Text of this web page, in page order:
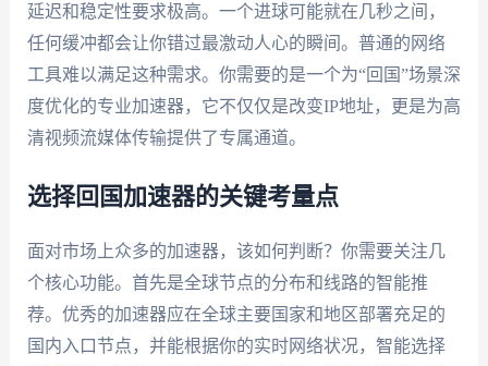
延迟和稳定性要求极高。一个进球可能就在几秒之间，
任何缓冲都会让你错过最激动人心的瞬间。普通的网络
工具难以满足这种需求。你需要的是一个为“回国”场景深
度优化的专业加速器，它不仅仅是改变IP地址，更是为高
清视频流媒体传输提供了专属通道。
选择回国加速器的关键考量点
面对市场上众多的加速器，该如何判断？你需要关注几
个核心功能。首先是全球节点的分布和线路的智能推
荐。优秀的加速器应在全球主要国家和地区部署充足的
国内入口节点，并能根据你的实时网络状况，智能选择